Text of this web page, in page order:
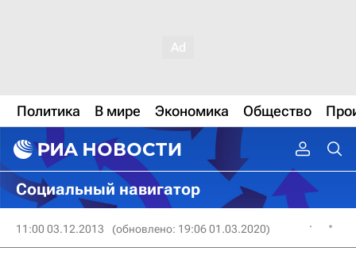
Политика В мире Экономика Общество
Социальный навигатор
11:00 03.12.2013 (обновлено: 19:06 01.03.2020)